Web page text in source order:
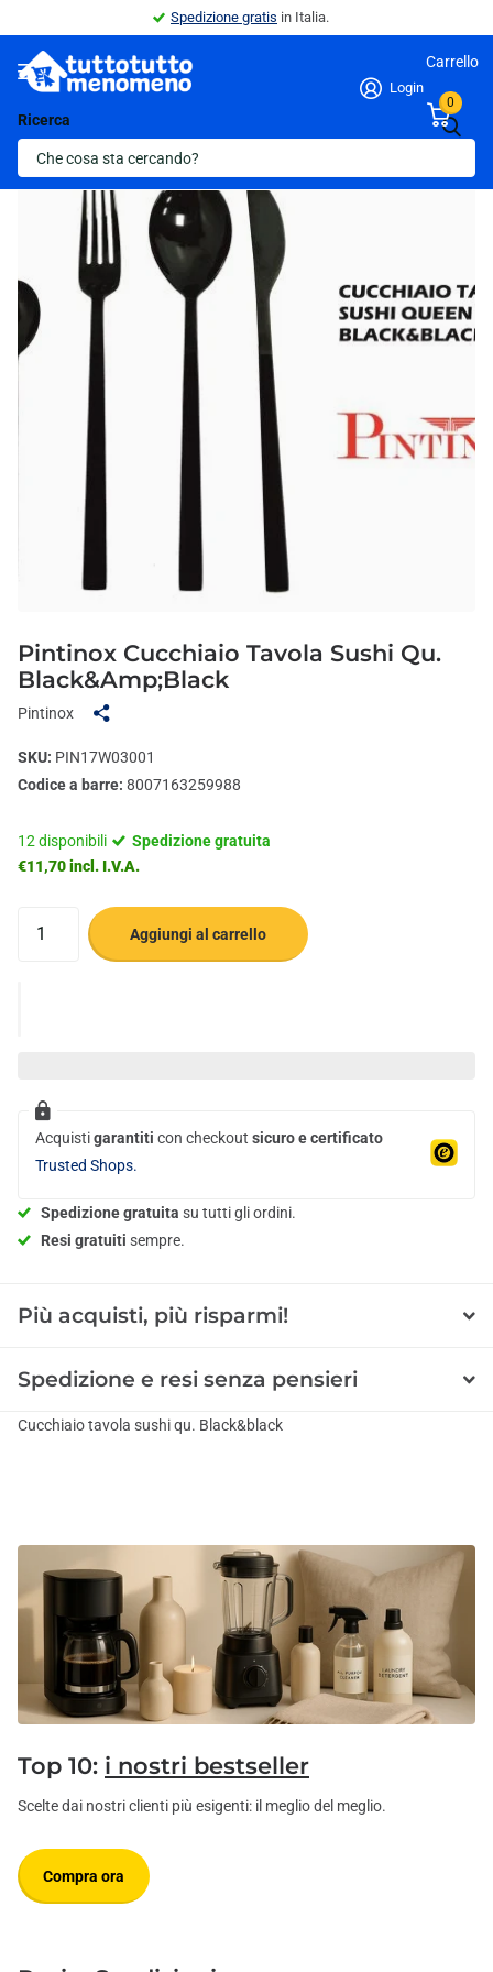
Spedizione gratis in Italia.
Ricerca
Login
Carrello
0
Indietro
Pintinox Cucchiaio Tavola Sushi Qu.
Black&Amp;Black
Pintinox
SKU: PIN17W03001
Codice a barre: 8007163259988
12 disponibili
Spedizione gratuita
€11,70 incl. I.V.A.
Aggiungi al carrello
Acquistigarantiti con checkout sicuro e certificato
Trusted Shops.
Spedizione gratuita su tutti gli ordini.
Resi gratuiti sempre.
Più acquisti, più risparmi!
Spedizione e resi senza pensieri
Cucchiaio tavola sushi qu. Black&black
Top 10: i nostri bestseller
Scelte dai nostri clienti più esigenti: il meglio del meglio.
Compra ora